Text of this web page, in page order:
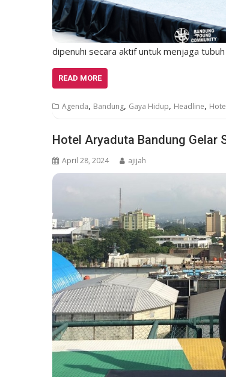
dipenuhi secara aktif untuk menjaga
READ MORE
Agenda, Bandung, Gaya Hidup, Headline,
Hotel Aryaduta Bandung Gelar
April 28, 2024 ajijah